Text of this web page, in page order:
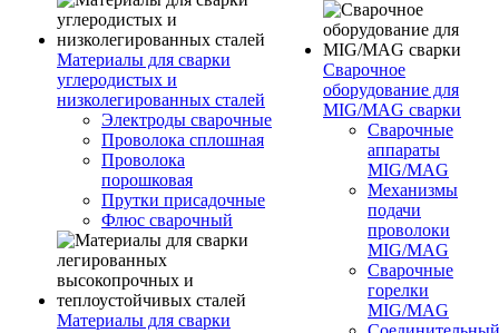
Материалы для сварки
углеродистых и
низколегированных сталей
Электроды сварочные
Проволока сплошная
Проволока
порошковая
Прутки присадочные
Флюс сварочный
Материалы для сварки
Сварочное
оборудование для
MIG/MAG сварки
Сварочные
аппараты
MIG/MAG
Механизмы
подачи
проволоки
MIG/MAG
Сварочные
горелки
MIG/MAG